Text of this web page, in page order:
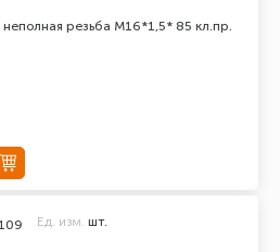
резьба M16*1,5* 85 кл.пр.
Ед. изм. шт.